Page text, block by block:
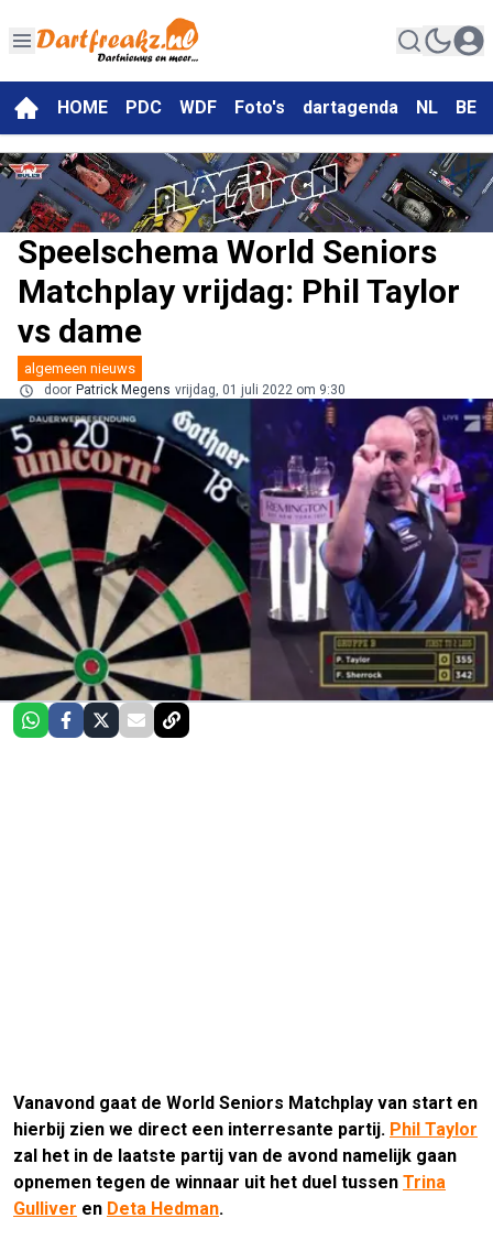
HOME PDC WDF Foto's dartagenda NL BE
Speelschema World Seniors
Matchplay vrijdag: Phil Taylor
vs dame
algemeen nieuws
door Patrick Megens vrijdag, 01 juli 2022 om 9:30
Vanavond gaat de World Seniors Matchplay van start en
hierbij zien we direct een interresante partij. Phil Taylor
zal het in de laatste partij van de avond namelijk gaan
opnemen tegen de winnaar uit het duel tussen Trina
Gulliver en Deta Hedman.